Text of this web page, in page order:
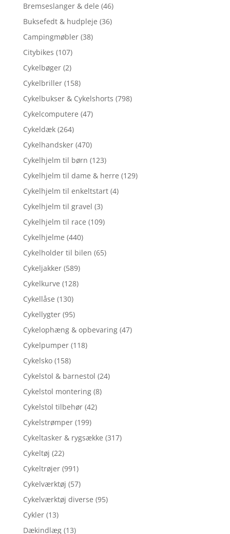
Bremseslanger & dele (46)
Buksefedt & hudpleje (36)
Campingmøbler (38)
Citybikes (107)
Cykelbøger (2)
Cykelbriller (158)
Cykelbukser & Cykelshorts (798)
Cykelcomputere (47)
Cykeldæk (264)
Cykelhandsker (470)
Cykelhjelm til børn (123)
Cykelhjelm til dame & herre (129)
Cykelhjelm til enkeltstart (4)
Cykelhjelm til gravel (3)
Cykelhjelm til race (109)
Cykelhjelme (440)
Cykelholder til bilen (65)
Cykeljakker (589)
Cykelkurve (128)
Cykellåse (130)
Cykellygter (95)
Cykelophæng & opbevaring (47)
Cykelpumper (118)
Cykelsko (158)
Cykelstol & barnestol (24)
Cykelstol montering (8)
Cykelstol tilbehør (42)
Cykelstrømper (199)
Cykeltasker & rygsække (317)
Cykeltøj (22)
Cykeltrøjer (991)
Cykelværktøj (57)
Cykelværktøj diverse (95)
Cykler (13)
Dækindlæg (13)